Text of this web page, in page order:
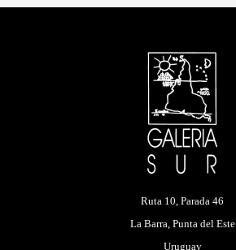
Ruta 10, Parada 46
La Barra, Punta del Este
Uruguay